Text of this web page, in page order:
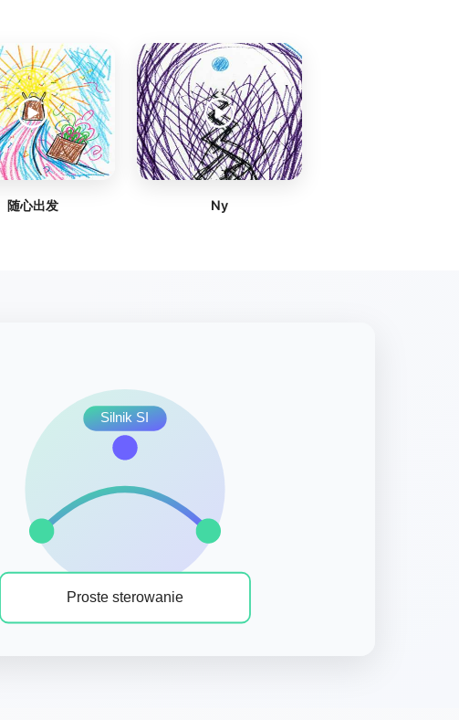
随心出发 Ny
Silnik SI
Proste sterowanie